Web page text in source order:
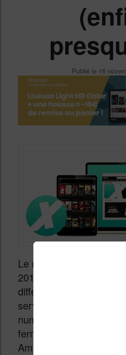
Publié le 16
Le rachat de
2014 et depuis Amazon
différentes solutions
service de lecture de
numérique.
fermer et être
Amazon.